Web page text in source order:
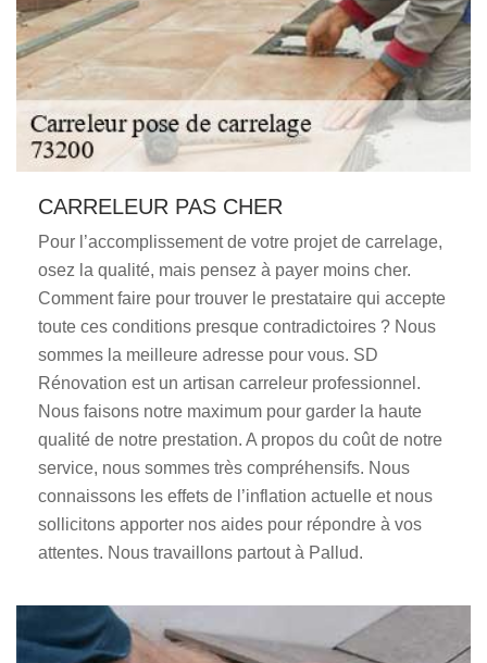
CARRELEUR PAS CHER
Pour l’accomplissement de votre projet de carrelage,
osez la qualité, mais pensez à payer moins cher.
Comment faire pour trouver le prestataire qui accepte
toute ces conditions presque contradictoires ? Nous
sommes la meilleure adresse pour vous. SD
Rénovation est un artisan carreleur professionnel.
Nous faisons notre maximum pour garder la haute
qualité de notre prestation. A propos du coût de notre
service, nous sommes très compréhensifs. Nous
connaissons les effets de l’inflation actuelle et nous
sollicitons apporter nos aides pour répondre à vos
attentes. Nous travaillons partout à Pallud.